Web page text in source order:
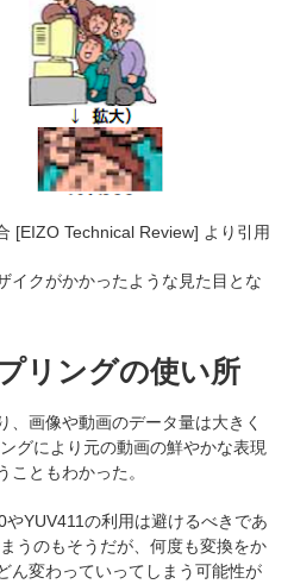
[EIZO Technical Review] より引用
イクがかかったような見た目とな
リングの使い所
、画像や動画のデータ量は大きく
グにより元の動画の鮮やかな表現
ともわかった。
YUV411の利用は避けるべきであ
うのもそうだが、何度も変換をか
ん変わっていってしまう可能性が